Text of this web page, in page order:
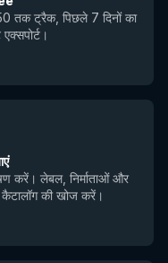
तक ट्रैक, पिछले 7 दिनों का
करें। लेबल, निर्माताओं और
की खोज करें।